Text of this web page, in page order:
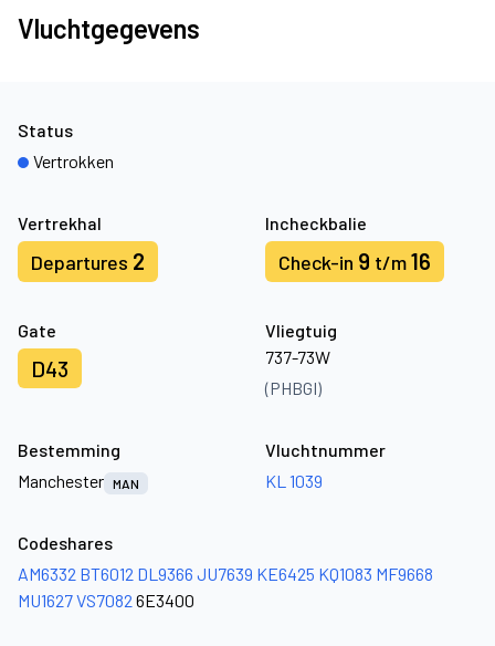
Vluchtgegevens
Vertrekhal
Departures 2
Incheckbalie
Check-in 9 t/m16
Gate
D43
Vliegtuig
737-73W
(PHBGI)
Status
Vertrokken
Bestemming
Manchester MAN
Vluchtnummer
KL 1039
Codeshares
AM6332 BT6012 DL9366 JU7639 KE6425 KQ1083 MF9668
MU1627VS7082 6E3400